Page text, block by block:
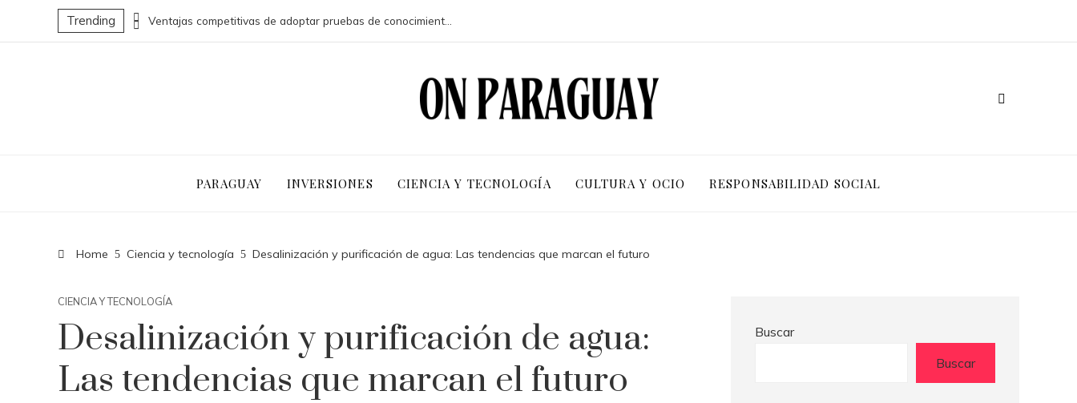
Trending Alimentos ricos en vitamina C para potenciar la absorción de hierro y la producción de colágeno
PARAGUAY INVERSIONES CIENCIA Y TECNOLOGÍA CULTURA Y OCIO RESPONSABILIDAD SOCIAL
Home Ciencia y tecnología Desalinización y purificación de agua: Las tendencias que marcan el futuro
CIENCIA Y TECNOLOGÍA
Desalinización y purificación de agua:
Las tendencias que marcan el futuro
Buscar
Buscar